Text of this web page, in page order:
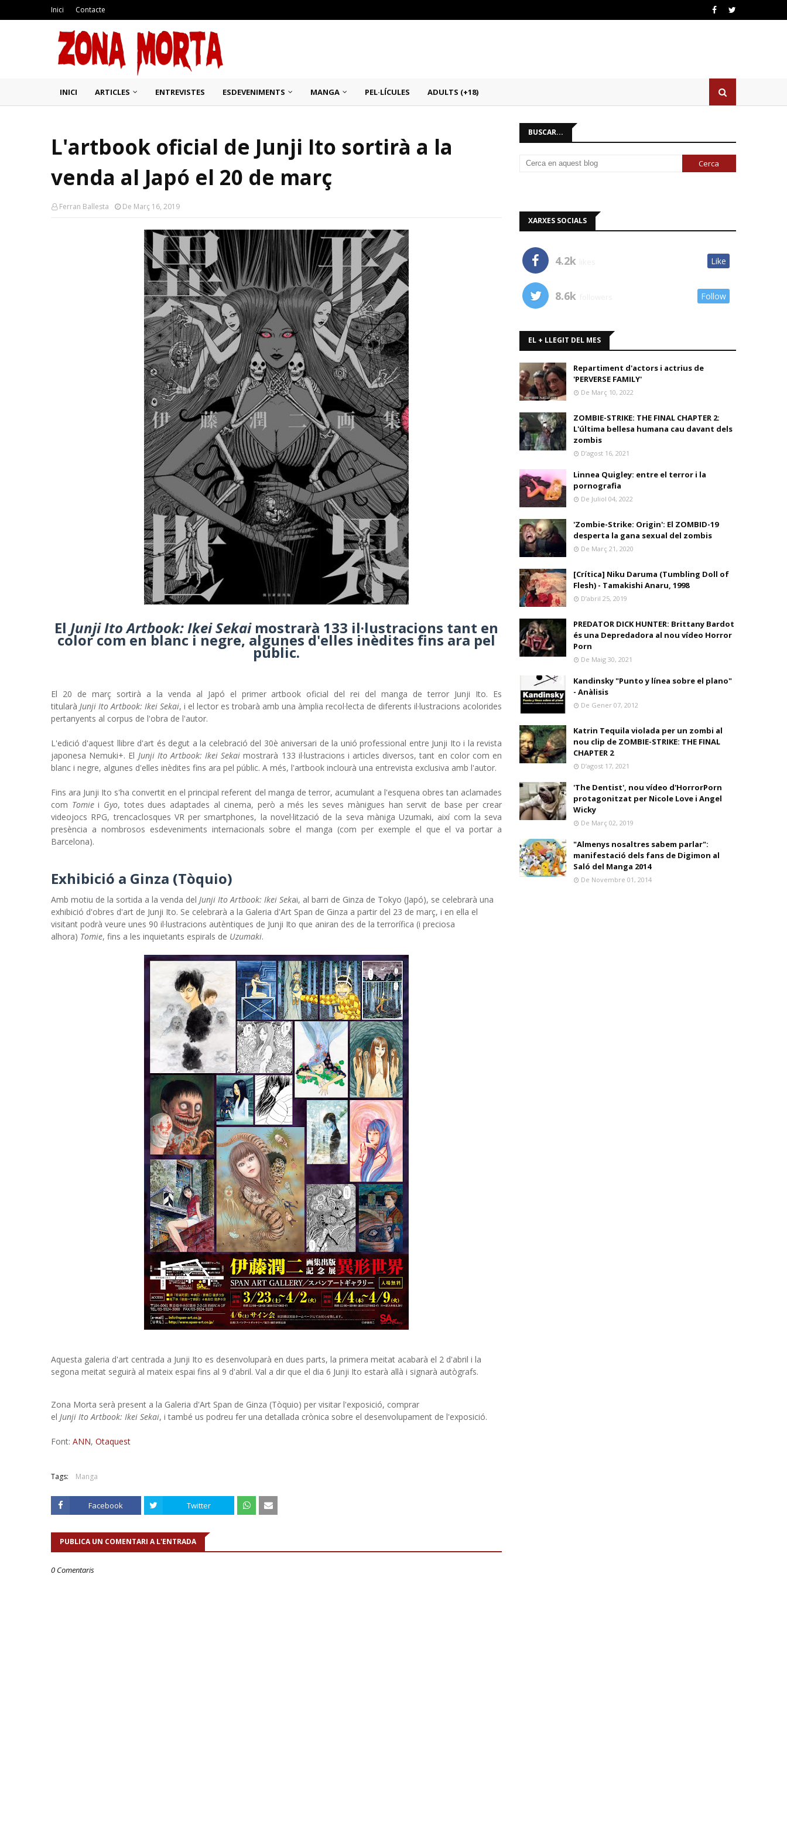
Inici Contacte
INICI ARTICLES ENTREVISTES ESDEVENIMENTS MANGA PEL·LÍCULES ADULTS (+18)
L'artbook oficial de Junji Ito sortirà a la
venda al Japó el 20 de març
Ferran Ballesta De Març 16, 2019
El Junji Ito Artbook: Ikei Sekaimostrarà 133 il·lustracions tant en
color com en blanc i negre, algunes d'elles inèdites fins ara pel
públic.
El 20 de març sortirà a la venda al Japó el primer artbook oficial del rei del manga de terror Junji Ito. Es
titularà Junji Ito Artbook: Ikei Sekai, i el lector es trobarà amb una àmplia recol·lecta de diferents il·lustracions acolorides
pertanyents al corpus de l'obra de l'autor.
L'edició d'aquest llibre d'art és degut a la celebració del 30è aniversari de la unió professional entre Junji Ito i la revista
japonesa Nemuki+. El Junji Ito Artbook: Ikei Sekai mostrarà 133 il·lustracions i articles diversos, tant en color com en
blanc i negre, algunes d'elles inèdites fins ara pel públic. A més, l'artbook inclourà una entrevista exclusiva amb l'autor.
Fins ara Junji Ito s'ha convertit en el principal referent del manga de terror, acumulant a l'esquena obres tan aclamades
com Tomiei Gyo, totes dues adaptades al cinema, però a més les seves mànigues han servit de base per crear
videojocs RPG, trencaclosques VR per smartphones, la novel·lització de la seva màniga Uzumaki, així com la seva
presència a nombrosos esdeveniments internacionals sobre el manga (com per exemple el que el va portar a
Barcelona).
Exhibició a Ginza (Tòquio)
Amb motiu de la sortida a la venda del Junji Ito Artbook: Ikei Sekai, al barri de Ginza de Tokyo (Japó), se celebrarà una
exhibició d'obres d'art de Junji Ito. Se celebrarà a la Galeria d'Art Span de Ginza a partir del 23 de març, i en ella el
visitant podrà veure unes 90 il·lustracions autèntiques de Junji Ito que aniran des de la terrorífica (i preciosa
alhora) Tomie, fins a les inquietants espirals de Uzumaki.
Aquesta galeria d'art centrada a Junji Ito es desenvoluparà en dues parts, la primera meitat acabarà el 2 d'abril i la
segona meitat seguirà al mateix espai fins al 9 d'abril. Val a dir que el dia 6 Junji Ito estarà allà i signarà autògrafs.
Zona Morta serà present a la Galeria d'Art Span de Ginza (Tòquio) per visitar l'exposició, comprar
el Junji Ito Artbook: Ikei Sekai, i també us podreu fer una detallada crònica sobre el desenvolupament de l'exposició.
Font: ANN, Otaquest
Tags: Manga
Facebook Twitter
PUBLICA UN COMENTARI A L'ENTRADA
0 Comentaris
BUSCAR...
XARXES SOCIALS
4.2k Like
8.6k Follow
EL + LLEGIT DEL MES
Repartiment d'actors i actrius de
'PERVERSE FAMILY'
De Març 10, 2022
ZOMBIE-STRIKE: THE FINAL CHAPTER 2:
L'última bellesa humana cau davant dels
zombis
D’agost 16, 2021
Linnea Quigley: entre el terror i la
pornografia
De Juliol 04, 2022
'Zombie-Strike: Origin': El ZOMBID-19
desperta la gana sexual del zombis
De Març 21, 2020
[Crítica] Niku Daruma (Tumbling Doll of
Flesh) - Tamakishi Anaru, 1998
D’abril 25, 2019
PREDATOR DICK HUNTER: Brittany Bardot
és una Depredadora al nou vídeo Horror
Porn
De Maig 30, 2021
Kandinsky "Punto y línea sobre el plano"
- Anàlisis
De Gener 07, 2012
Katrin Tequila violada per un zombi al
nou clip de ZOMBIE-STRIKE: THE FINAL
CHAPTER 2
D’agost 17, 2021
'The Dentist', nou vídeo d'HorrorPorn
protagonitzat per Nicole Love i Angel
Wicky
De Març 02, 2019
"Almenys nosaltres sabem parlar":
manifestació dels fans de Digimon al
Saló del Manga 2014
De Novembre 01, 2014